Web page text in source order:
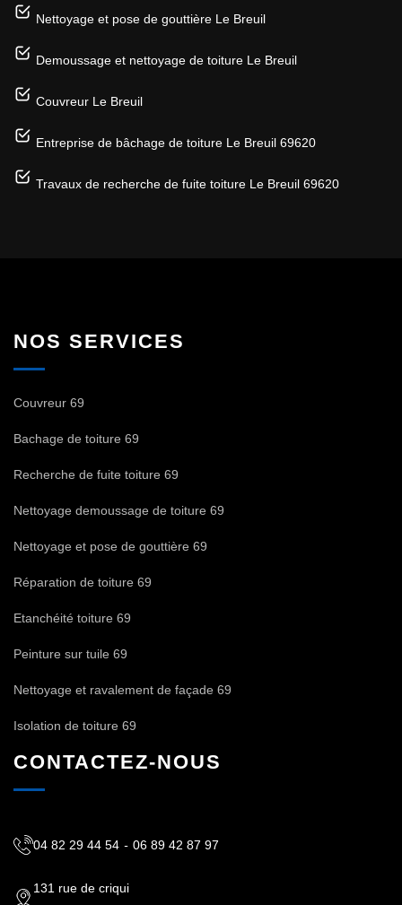
Nettoyage et pose de gouttière Le Breuil
Demoussage et nettoyage de toiture Le Breuil
Couvreur Le Breuil
Entreprise de bâchage de toiture Le Breuil 69620
Travaux de recherche de fuite toiture Le Breuil 69620
NOS SERVICES
Couvreur 69
Bachage de toiture 69
Recherche de fuite toiture 69
Nettoyage demoussage de toiture 69
Nettoyage et pose de gouttière 69
Réparation de toiture 69
Etanchéité toiture 69
Peinture sur tuile 69
Nettoyage et ravalement de façade 69
Isolation de toiture 69
CONTACTEZ-NOUS
04 82 29 44 54 - 06 89 42 87 97
131 rue de criqui